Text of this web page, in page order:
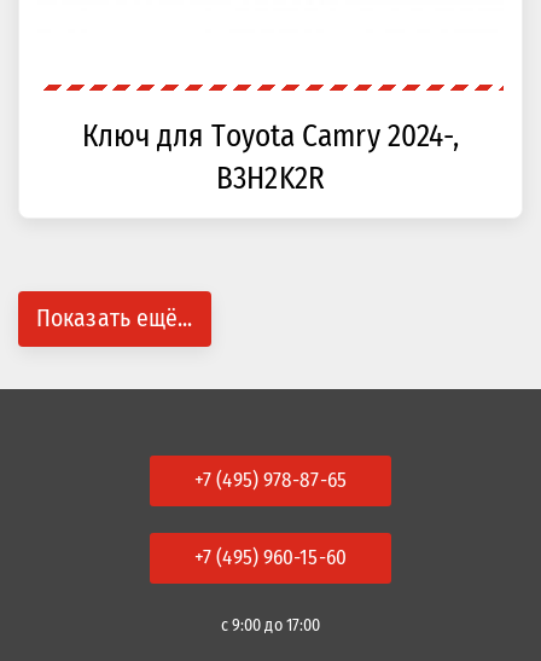
Ключ для Toyota Camry 2024-,
B3H2K2R
Показать ещё...
+7 (495) 978-87-65
+7 (495) 960-15-60
с 9:00 до 17:00